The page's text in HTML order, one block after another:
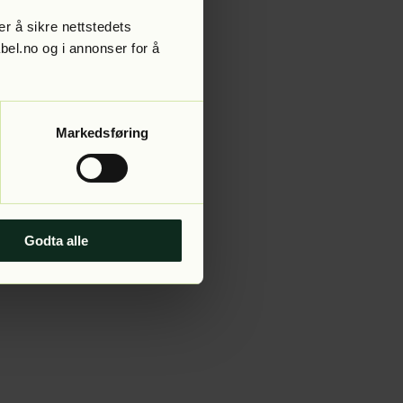
å sikre nettstedets
og i annonser for å
Markedsføring
Godta alle